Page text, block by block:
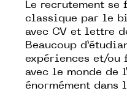
Le recrutement se
classique par le
avec CV et lettre
Beaucoup
expériences et/ou
avec le monde de
énormément dans